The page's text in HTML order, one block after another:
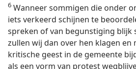
6 Wanneer sommigen die onder
iets verkeerd schijnen te
spreken of van begunstiging blijk
zullen wij dan over hen klagen en
kritische geest in de gemeente
als een vorm van protest